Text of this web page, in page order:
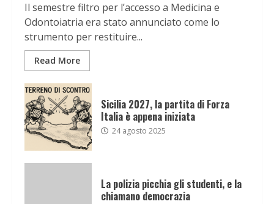
Il semestre filtro per l’accesso a Medicina e
Odontoiatria era stato annunciato come lo
strumento per restituire...
Read More
Sicilia 2027, la partita di Forza
Italia è appena iniziata
24 agosto 2025
La polizia picchia gli studenti, e la
chiamano democrazia